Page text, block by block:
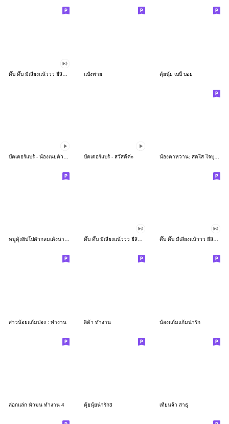
แป้งพาย ตุ้ยนุ้ย เบบี้ บอย
บัตเตอร์แบร์ - สวัสดีค่ะ น้องตาหวาน: สดใส ใจบุญ (สีพาสเทล)
หมูดุ้งฮิปโปตัวกลมเด้งน่ารัก ดึ๊บ ดึ๊บ มีเสียงแน้ววว ยี่สิบเจ็ด ดึ๊บ ดึ๊บ มีเสียงแน้ววว ยี่สิบหก
สาวน้อยแก้มป่อง : ทำงาน ลิต้า ทำงาน น้องแก้มแก้มน่ารัก
ล่อกแล่ก หัวมน ทำงาน 4 ตุ้ยนุ้ยน่ารัก3 เทียนจ้า สาธุ